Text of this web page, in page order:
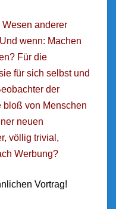
anderer
wenn: Machen
Für die
für sich selbst und
der
bloß von Menschen
neuen
völlig trivial,
Werbung?
Vortrag!